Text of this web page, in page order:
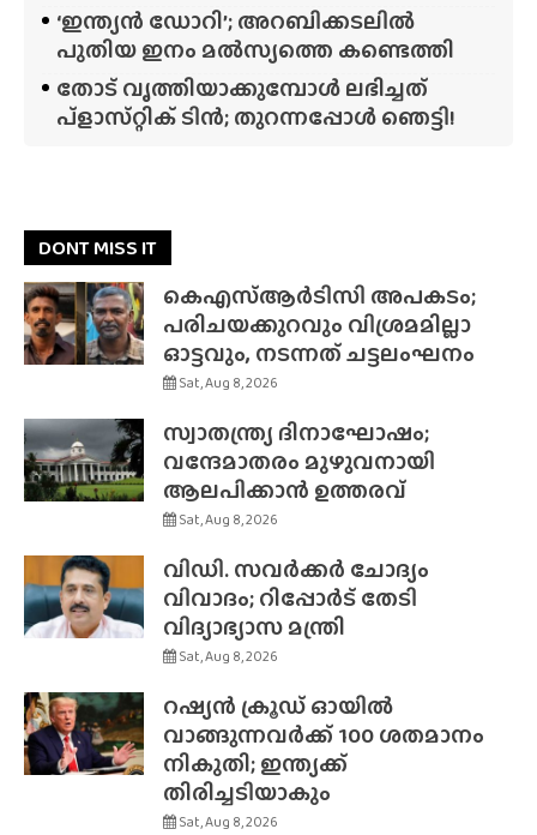
‘ഇന്ത്യൻ ഡോറി’; അറബിക്കടലിൽ
പുതിയ ഇനം മൽസ്യത്തെ കണ്ടെത്തി
തോട് വൃത്തിയാക്കുമ്പോൾ ലഭിച്ചത്
പ്‌ളാസ്‌റ്റിക് ടിൻ; തുറന്നപ്പോൾ ഞെട്ടി!
DONT MISS IT
കെഎസ്ആർടിസി അപകടം;
പരിചയക്കുറവും വിശ്രമമില്ലാ
ഓട്ടവും, നടന്നത് ചട്ടലംഘനം
Sat, Aug 8, 2026
സ്വാതന്ത്ര്യ ദിനാഘോഷം;
വന്ദേമാതരം മുഴുവനായി
ആലപിക്കാൻ ഉത്തരവ്
Sat, Aug 8, 2026
വിഡി. സവർക്കർ ചോദ്യം
വിവാദം; റിപ്പോർട് തേടി
വിദ്യാഭ്യാസ മന്ത്രി
Sat, Aug 8, 2026
റഷ്യൻ ക്രൂഡ് ഓയിൽ
വാങ്ങുന്നവർക്ക് 100 ശതമാനം
നികുതി; ഇന്ത്യക്ക്
തിരിച്ചടിയാകും
Sat, Aug 8, 2026